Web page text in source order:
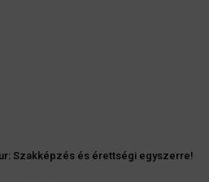
Szakképzés és érettségi egyszerre!